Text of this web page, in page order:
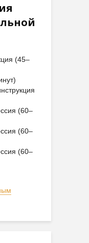
(45–
(60–
(60–
(60–